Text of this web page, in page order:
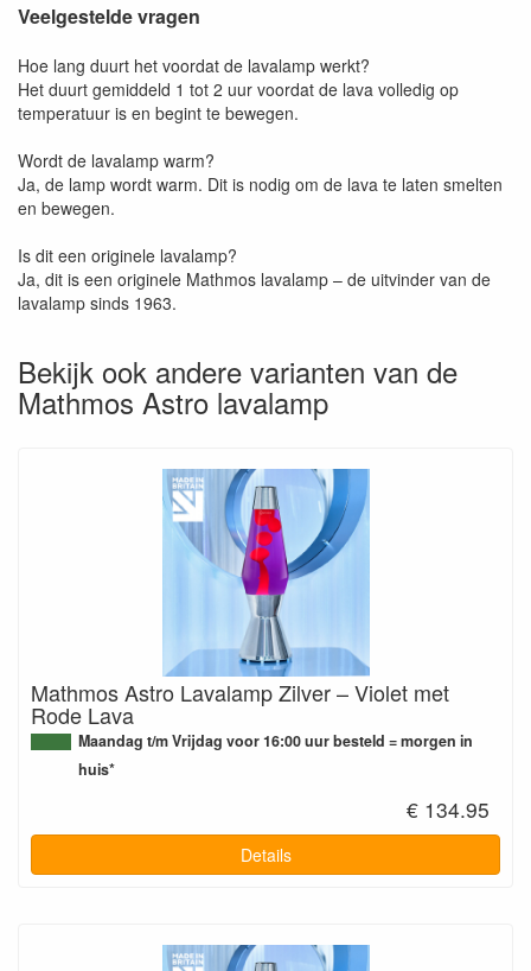
Veelgestelde vragen
Hoe lang duurt het voordat de lavalamp werkt?
Het duurt gemiddeld 1 tot 2 uur voordat de lava volledig op
temperatuur is en begint te bewegen.
Wordt de lavalamp warm?
Ja, de lamp wordt warm. Dit is nodig om de lava te laten smelten
en bewegen.
Is dit een originele lavalamp?
Ja, dit is een originele Mathmos lavalamp – de uitvinder van de
lavalamp sinds 1963.
Bekijk ook andere varianten van de
Mathmos Astro lavalamp
Mathmos Astro Lavalamp Zilver – Violet met
Rode Lava
Maandag t/m Vrijdag voor 16:00 uur besteld = morgen in
huis*
€ 134.95
Details